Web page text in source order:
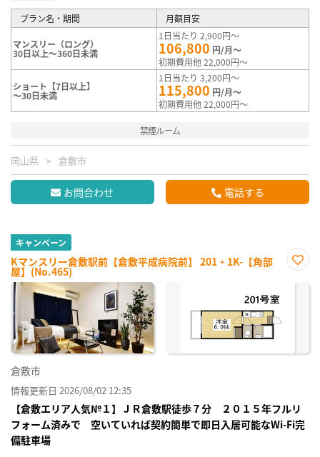
プラン名・期間 月額目安
マンスリー（ロング）
30日以上～360日未満
1日当たり 2,900円～
106,800 円/月～
初期費用他 22,000円～
ショート【7日以上】
～30日未満
1日当たり 3,200円～
115,800 円/月～
初期費用他 22,000円～
禁煙ルーム
岡山県 倉敷市
お問合わせ 電話する
キャンペーン
Kマンスリー倉敷駅前【倉敷平成病院前】 201・1K-【角部
屋】(No.465)
に入
倉敷市
情報更新日 2026/08/02 12:35
【倉敷エリア人気№１】ＪＲ倉敷駅徒歩７分 ２０１５年フルリ
フォーム済みで 空いていれば契約簡単で即日入居可能なWi-Fi完
備駐車場